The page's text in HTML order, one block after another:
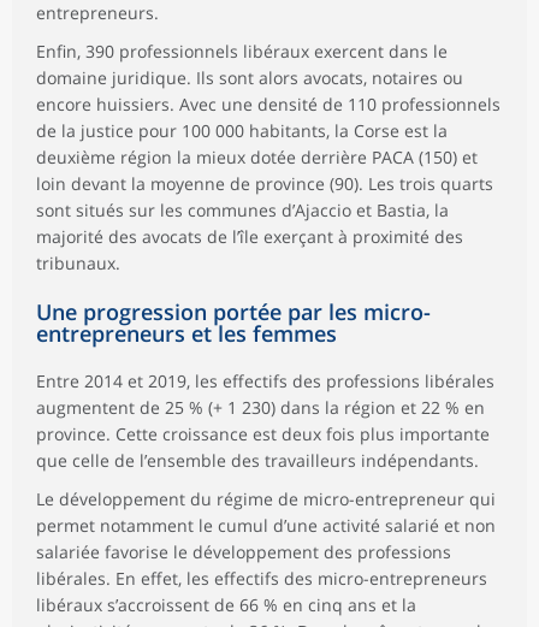
entrepreneurs.
Enfin, 390 professionnels libéraux exercent dans le
domaine juridique. Ils sont alors avocats, notaires ou
encore huissiers. Avec une densité de 110 professionnels
de la justice pour 100 000 habitants, la Corse est la
deuxième région la mieux dotée derrière PACA (150) et
loin devant la moyenne de province (90). Les trois quarts
sont situés sur les communes d’Ajaccio et Bastia, la
majorité des avocats de l’île exerçant à proximité des
tribunaux.
Une progression portée par les micro-
entrepreneurs et les femmes
Entre 2014 et 2019, les effectifs des professions libérales
augmentent de 25 % (+ 1 230) dans la région et 22 % en
province. Cette croissance est deux fois plus importante
que celle de l’ensemble des travailleurs indépendants.
Le développement du régime de micro-entrepreneur qui
permet notamment le cumul d’une activité salarié et non
salariée favorise le développement des professions
libérales. En effet, les effectifs des micro-entrepreneurs
libéraux s’accroissent de 66 % en cinq ans et la